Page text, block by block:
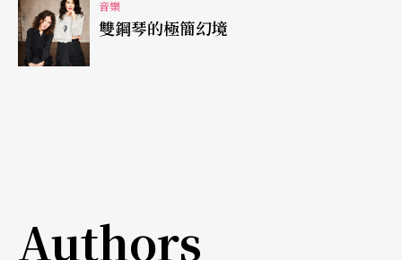
陳冠宇挑戰貝多芬三十二首鋼琴奏鳴曲
鋼琴家陳冠宇將貝多芬三十二首鋼琴奏鳴曲與電影
全台灣第二位完整演奏貝多芬三十二首鋼琴奏鳴曲
音樂
雙鋼琴的極簡幻境
Authors